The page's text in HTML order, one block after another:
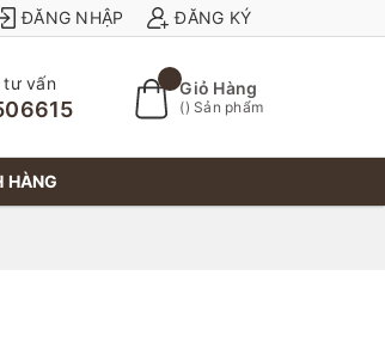
ĐĂNG NHẬP ĐĂNG KÝ
tư vấn Giỏ Hàng
() Sản phẩm
HÀNG